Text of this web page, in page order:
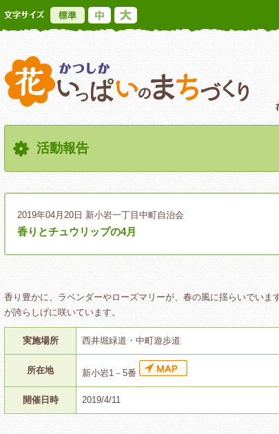
標準
かつ
活動報告
2019年04月20日 新小岩一丁目中町自治会
香りとチュウリップの4月
香り豊かに、ラベンダーやローズマリーが、春の風に揺らいでい
が誇らしげに咲いています。
実施場所 西井堀緑道・中町遊歩道
所在地 新小岩1－5番
開催日時 2019/4/11